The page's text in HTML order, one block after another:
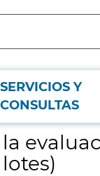
SERVICIOS Y
CONSULTAS
interna de Madrid